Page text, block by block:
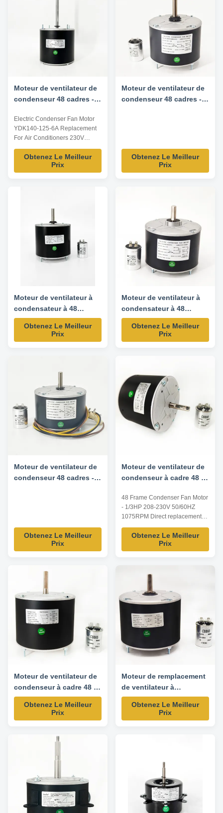
offered. Electrical parameters:
Moteur de ventilateur de
condenseur 48 cadres -
1075RPM
Electric Condenser Fan Motor
YDK140-125-6A Replacement
For Air Conditioners 230V
1075RPM 60Hz 1/6HP
Technical parameters Model No.
Power HP Voltage Speed
208-230V 60Hz 1075/1
FSE1026S 3728 3732 ...
Obtenez Le Meilleur
Prix
Moteur de ventilateur de
condenseur 48 cadres -
0131M00018PSP
Obtenez Le Meilleur
Prix
Moteur de ventilateur à
condensateur à 48
cadres - 1/4HP 208-230V
60HZ 850RPM
Obtenez Le Meilleur
Prix
Moteur de ventilateur à
condensateur à 48
cadres - 1/4HP 208/230V
60HZ 1100RPM 5uF/370V
CW/CCW Rotation -
Obtenez Le Meilleur
Prix
Moteur de ventilateur de
condenseur 48 cadres -
5KCP39BGS069S
Obtenez Le Meilleur
Prix
Moteur de ventilateur de
condenseur à cadre 48 -
1075 tr/min - Moteur de
remplacement K55HXAJT-
48 Frame Condenser Fan Motor
- 1/3HP 208-230V 50/60HZ
1075RPM Direct replacement
for K55HXAJT-4108 motor.
Designed for reliable
performance in condenser fan
Frame Condenser Fan Motor
Horsepower 1/3 HP Voltage
208-230V Frequency 50/60 Hz
Speed 1075 ...
Obtenez Le Meilleur
Prix
Moteur de ventilateur de
condenseur à cadre 48 -
1/3 CV 208-230V 60Hz
1075 tr/min - Moteur de
remplacement
Obtenez Le Meilleur
Prix
Moteur de remplacement
de ventilateur à
condensateur à 48
cadres - 1/8HP 208-230V
60HZ 825RPM-
Obtenez Le Meilleur
Prix